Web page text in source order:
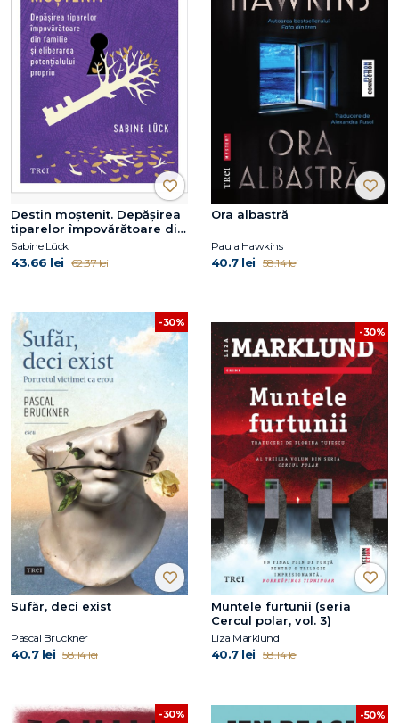
Destin moștenit. Depășirea
tiparelor împovărătoare din
familie și eliberarea
potențialului propriu
Sabine Lück
43.66 lei 62.37 lei
Ora albastră
Paula Hawkins
40.7 lei 58.14 lei
-30%
Sufăr, deci exist
Pascal Bruckner
40.7 lei 58.14 lei
-30%
Muntele furtunii (seria
Cercul polar, vol. 3)
Liza Marklund
40.7 lei 58.14 lei
-30% -50%